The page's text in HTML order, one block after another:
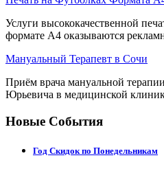
Услуги высококачественной
формате А4 оказываются
Мануальный Терапевт в Сочи
Приём врача мануальной
Юрьевича в медицинской
Новые События
Год Скидок по Понедельникам